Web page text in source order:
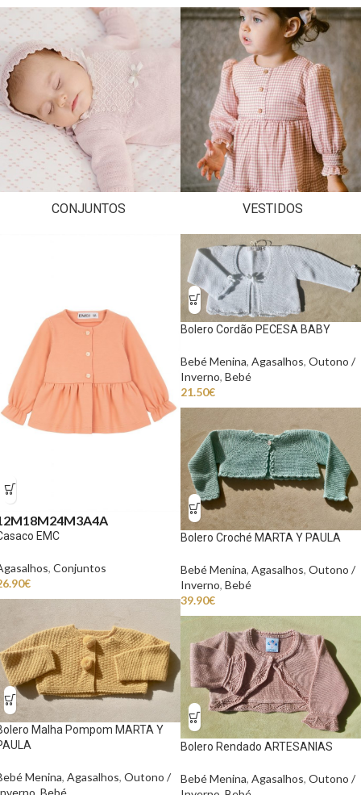
CONJUNTOS VESTIDOS
18M24M3A4A
EMC
, Conjuntos
€
Bolero Cordão PECESA BABY
Bebé Menina, Agasalhos, Outono /
Inverno, Bebé
21.50€
Bolero Croché MARTA Y PAULA
Bebé Menina, Agasalhos, Outono /
Inverno, Bebé
39.90€
Malha Pompom MARTA Y
Menina, Agasalhos, Outono /
Bebé
Bolero Rendado ARTESANIAS
Bebé Menina, Agasalhos, Outono /